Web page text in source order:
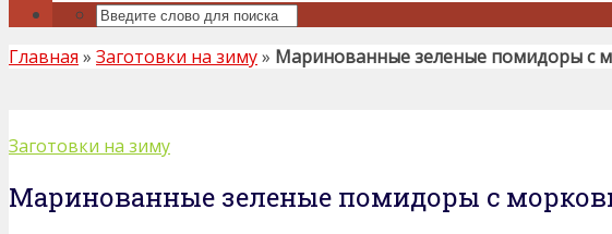
Главная » Заготовки на зиму» Маринованные зеленые помидоры с
Заготовки на зиму
Маринованные зеленые помидоры с